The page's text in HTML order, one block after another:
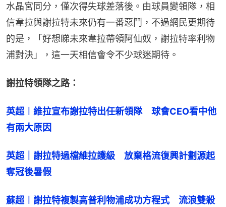
水晶宮同分，僅次得失球差落後。由球員變領隊，相
信韋拉與謝拉特未來仍有一番惡鬥，不過網民更期待
的是，「好想睇未來韋拉帶領阿仙奴，謝拉特率利物
浦對決」，這一天相信會令不少球迷期待。
謝拉特領隊之路：
英超︱維拉宣布謝拉特出任新領隊　球會CEO看中他
有兩大原因
英超｜謝拉特過檔維拉護級　放棄格流復興計劃源起
奪冠後暑假
蘇超︱謝拉特複製高普利物浦成功方程式　流浪雙殺